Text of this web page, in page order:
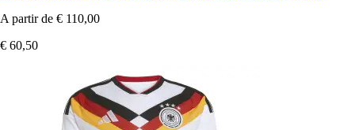
A partir de € 110,00
€ 60,50